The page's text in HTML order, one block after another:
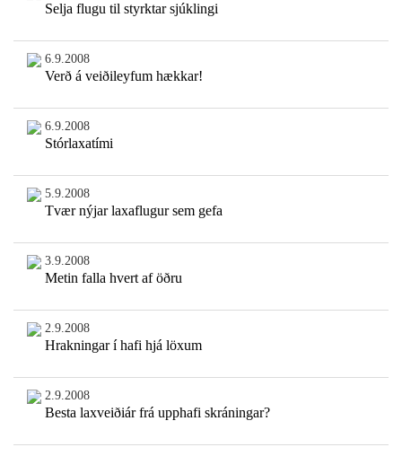
Selja flugu til styrktar sjúklingi
6.9.2008
Verð á veiðileyfum hækkar!
6.9.2008
Stórlaxatími
5.9.2008
Tvær nýjar laxaflugur sem gefa
3.9.2008
Metin falla hvert af öðru
2.9.2008
Hrakningar í hafi hjá löxum
2.9.2008
Besta laxveiðiár frá upphafi skráningar?